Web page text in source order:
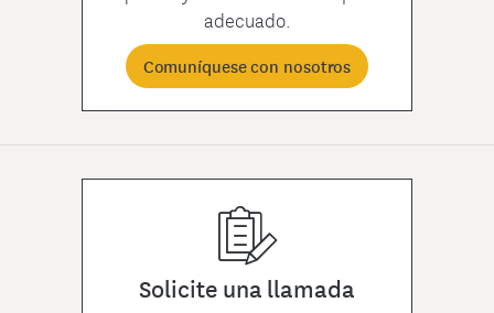
adecuado.
Comuníquese con nosotros
Solicite una llamada